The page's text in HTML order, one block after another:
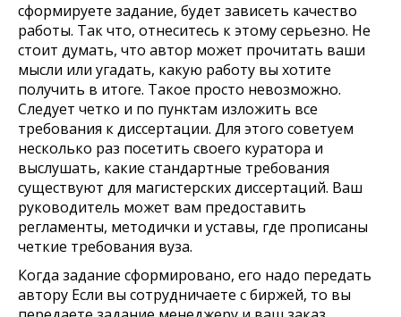
сформируете задание, будет зависеть качество
работы. Так что, отнеситесь к этому серьезно. Не
стоит думать, что автор может прочитать ваши
мысли или угадать, какую работу вы хотите
получить в итоге. Такое просто невозможно.
Следует четко и по пунктам изложить все
требования к диссертации. Для этого советуем
несколько раз посетить своего куратора и
выслушать, какие стандартные требования
существуют для магистерских диссертаций. Ваш
руководитель может вам предоставить
регламенты, методички и уставы, где прописаны
четкие требования вуза.
Когда задание сформировано, его надо передать
автору Если вы сотрудничаете с биржей, то вы